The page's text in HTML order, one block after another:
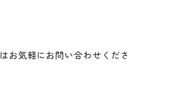
お気軽にお問い合わせくださ